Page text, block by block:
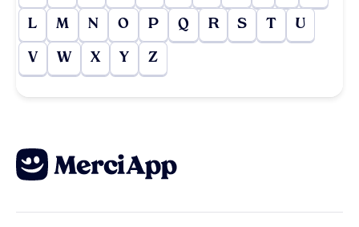
L M N O P Q R S T U
V W X Y Z